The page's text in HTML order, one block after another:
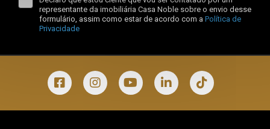
representante da imobiliária Casa Noble sobre o envio desse
formulário, assim como estar de acordo com a Política de
Privacidade